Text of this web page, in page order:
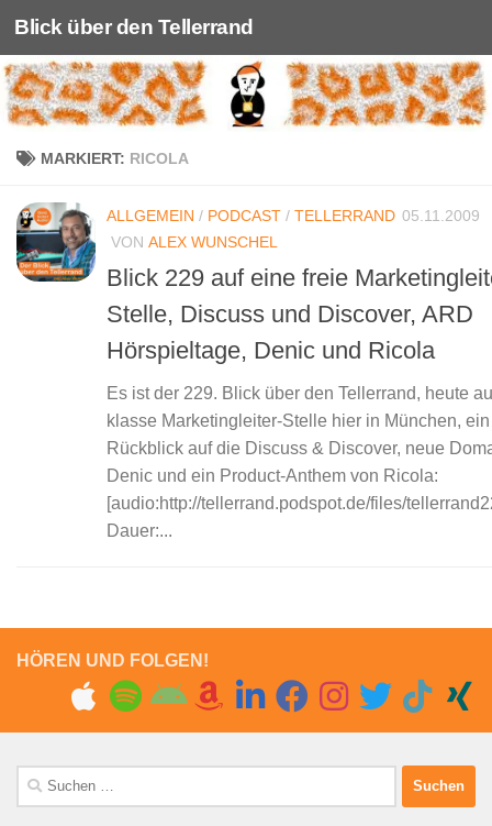
Unter dem Inhalt
Blick über den Tellerrand
MARKIERT: RICOLA
ALLGEMEIN / PODCAST / TELLERRAND 05.11.2009
VON ALEX WUNSCHEL
Blick 229 auf eine freie
Stelle, Discuss und Discover, ARD
Hörspieltage, Denic und Ricola
Es ist der 229. Blick über den Tellerrand, heute
klasse Marketingleiter-Stelle hier in München, ein
Rückblick auf die Discuss & Discover, neue
Denic und ein Product-Anthem von Ricola:
[audio:http://tellerrand.podspot.de/files/
Dauer:...
HÖREN UND FOLGEN!
Suchen
nach: